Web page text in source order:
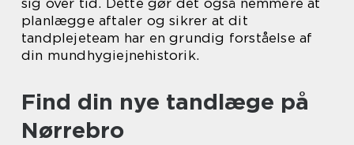
sig over tid. Dette gør det også nemmere at
planlægge aftaler og sikrer at dit
tandplejeteam har en grundig forståelse af
din mundhygiejnehistorik.
Find din nye tandlæge på
Nørrebro